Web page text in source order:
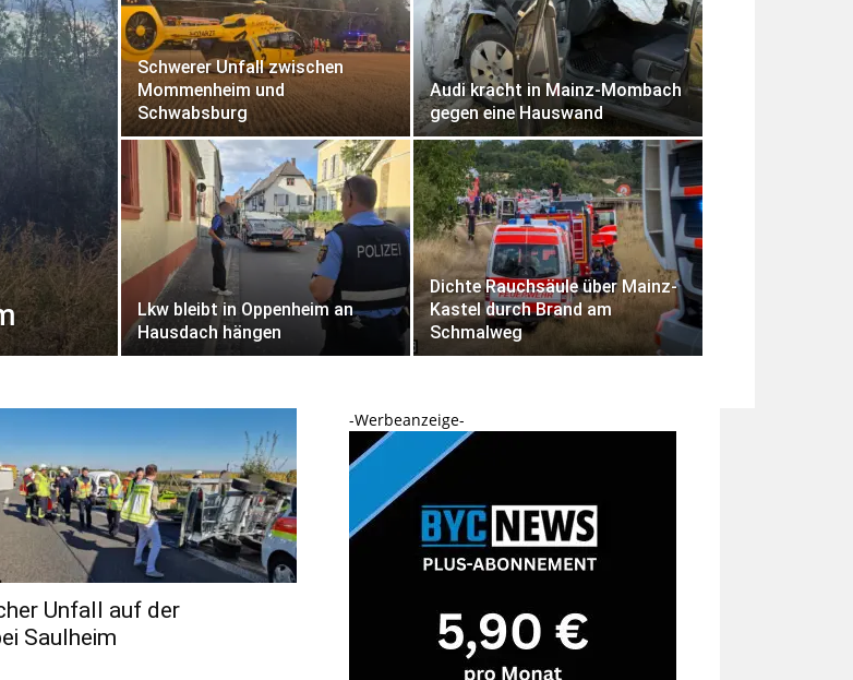
Schwerer Unfall zwischen
Mommenheim und
Schwabsburg
Audi kracht in Mainz-Mombach
gegen eine Hauswand
Lkw bleibt in Oppenheim an
Hausdach hängen
Dichte Rauchsäule über Mainz-
Kastel durch Brand am
Schmalweg
Unfall auf der
Saulheim
-Werbeanzeige-